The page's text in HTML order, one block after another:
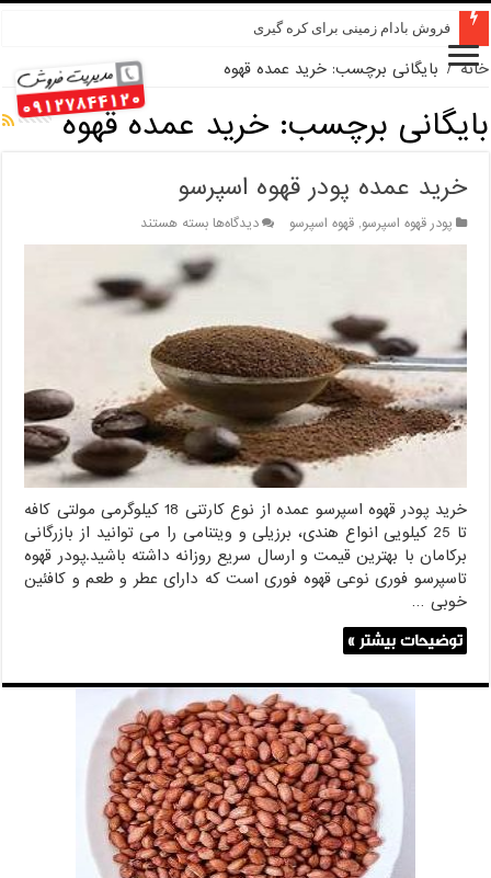
فروش بادام زمینی برای کره گیری
خانه / بایگانی برچسب: خرید عمده قهوه
بایگانی برچسب:خرید عمده قهوه
خرید عمده پودر قهوه اسپرسو
پودر قهوه اسپرسو,قهوه اسپرسو دیدگاه‌هابرای
خرید
عمده
پودر
اسپرسو
بسته هستند
خرید پودر قهوه اسپرسو عمده از نوع کارتنی 18 کیلوگرمی مولتی کافه
تا 25 کیلویی انواع هندی، برزیلی و ویتنامی را می توانید از بازرگانی
برکامان با بهترین قیمت و ارسال سریع روزانه داشته باشید.پودر قهوه
تاسپرسو فوری نوعی قهوه فوری است که دارای عطر و طعم و کافئین
خوبی …
توضیحات بیشتر »